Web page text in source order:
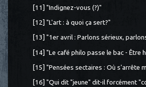
[11] "Indignez-vous (?)"
[12] "L'art : à quoi ça sert?"
[13] "1er avril : Parlons sérieux,
[14] "Le café philo passe le bac - Être
[15] "Pensées sectaires : Où s'arrête
[16] "Qui dit "jeune" dit-il forcément